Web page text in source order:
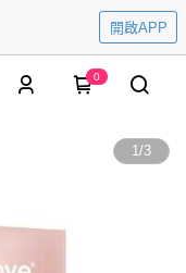
開啟APP
0
1/3